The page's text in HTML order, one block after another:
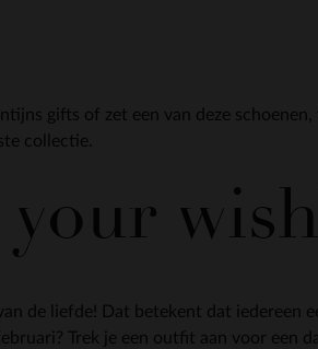
gifts of zet een van deze
collectie.
de liefde! Dat betekent dat iedereen
Trek je een outfit aan voor een